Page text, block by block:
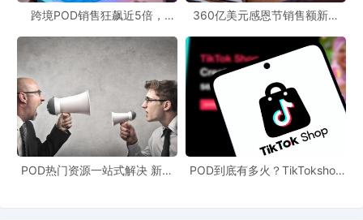
跨境POD销售狂飙近5倍，
360亿美元感恩节销售额新纪
新风潮！
POD热门资源一站式解决 新手
POD到底有多火？TikTokshop